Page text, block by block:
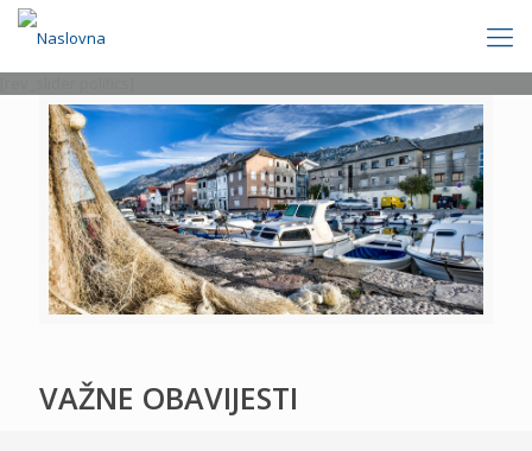
VAŽNE OBAVIJESTI